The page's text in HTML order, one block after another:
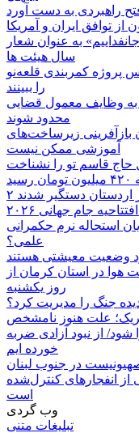
راهبردی به دست آورد
از توافق ایران و آمریکا
به عنوان شعار
سال هیئت ها
پروژه کمربندی قلعه‌نو
را ببینند
به وظایف معمول قضایی
محدود شوند
زیرساخت‌های
آموزشی ممکن نیست
قاسم تو را نشناخت
اردستان دستگیر شدند
جام جهانی ۲۰۲۶
استحاله نرم حکمرانی
علمی؟
وضعیت معیشتی هستند
در استان کرمان از
روز یکشنبه
جنگ را مدیریت کرد؟
علت هنوز نامشخص
از نبود آزادی ضربه
خورده ایم
انفجارهای کنترل‌شده
است
وب گردی
تبلیغات متنی